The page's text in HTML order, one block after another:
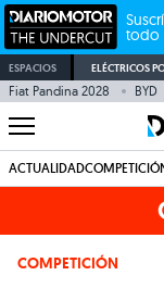
todo
ESPACIOS ELÉCTRICOS
Fiat Pandina 2028 BYD
ACTUALIDAD
COMPETICIÓN